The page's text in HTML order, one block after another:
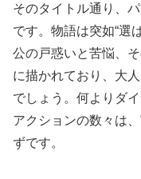
そのタイトル通り、
です。物語は突如“選
公の戸惑いと苦悩、
に描かれており、大
でしょう。何よりダ
アクションの数々は
ずです。